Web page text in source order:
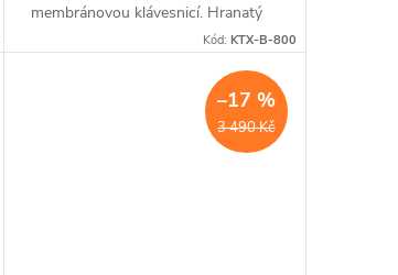
membránovou klávesnicí. Hranatý
design vhodný pro všechny typy
Kód: KTX-B-800
3 490 Kč
–17 %